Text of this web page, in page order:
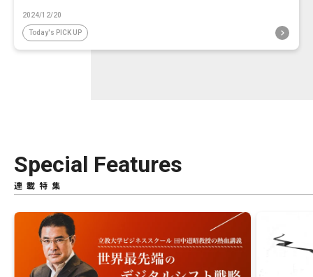
2024/12/20
Today's PICK UP
Special Features
連載特集